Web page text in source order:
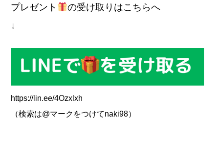
プレゼント
の受け取りはこちらへ
↓
https://lin.ee/4Ozxlxh
（検索は@マークをつけてnaki98）